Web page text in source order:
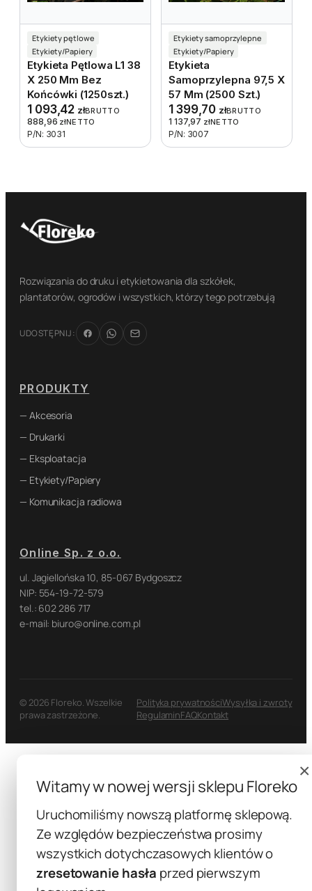
Etykiety pętlowe
Etykiety/Papiery
Etykieta Pętlowa L1 38
X 250 Mm Bez
Końcówki (1250szt.)
1 093,42 złBRUTTO
888,96 złNETTO
P/N: 3031
Etykiety samoprzylepne
Etykiety/Papiery
Etykieta
Samoprzylepna 97,5 X
57 Mm (2500 Szt.)
1 399,70 złBRUTTO
1 137,97 złNETTO
P/N: 3007
Rozwiązania do druku i etykietowania dla szkółek,
plantatorów, ogrodów i wszystkich, którzy tego potrzebują
UDOSTĘPNIJ:
PRODUKTY
— Akcesoria
— Drukarki
— Eksploatacja
— Etykiety/Papiery
— Komunikacja radiowa
Online Sp. z o.o.
ul. Jagiellońska 10, 85-067 Bydgoszcz
NIP: 554-19-72-579
tel.: 602 286 717
e-mail: biuro@online.com.pl
© 2026 Floreko. Wszelkie
prawa zastrzeżone.
Polityka prywatnościWysyłka i zwroty
RegulaminFAQKontakt
×
Witamy w nowej wersji sklepu Floreko
Uruchomiliśmy nowszą platformę sklepową.
Ze względów bezpieczeństwa prosimy
wszystkich dotychczasowych klientów o
zresetowanie hasła przed pierwszym